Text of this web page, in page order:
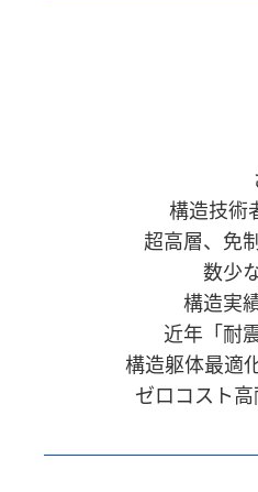
構造技術
超高層、免
数少
構造実
近年「耐
構造躯体最適
ゼロコスト